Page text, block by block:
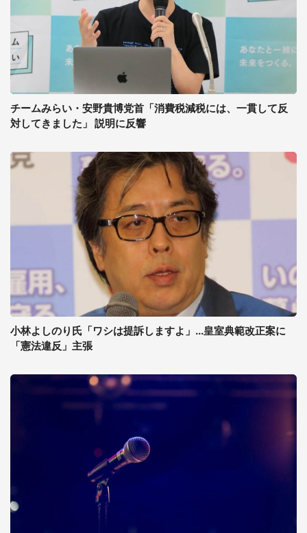
チームみらい・安野貴博党首「消費税減税には、一貫して反
対してきました」 説明に反響
小林よしのり氏「ワシは提訴しますよ」...皇室典範改正案に
「憲法違反」主張